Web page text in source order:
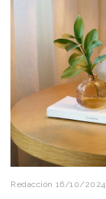
Redacción 16/10/2024